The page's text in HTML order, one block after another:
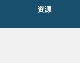
资源